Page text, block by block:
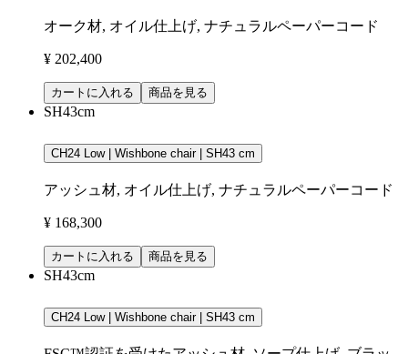
オーク材, オイル仕上げ, ナチュラルペーパーコード
¥ 202,400
カートに入れる 商品を見る
SH43cm
CH24 Low | Wishbone chair | SH43 cm
アッシュ材, オイル仕上げ, ナチュラルペーパーコード
¥ 168,300
カートに入れる 商品を見る
SH43cm
CH24 Low | Wishbone chair | SH43 cm